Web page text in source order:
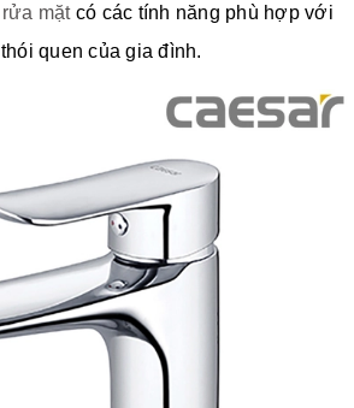
mặtcó các tính năng phù hợp với
quen của gia đình.